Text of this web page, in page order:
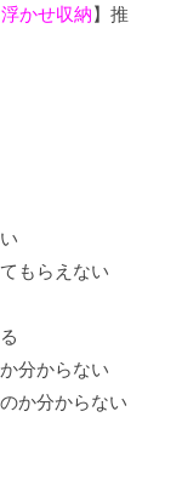
浮かせ収納】推
もらえない
分からない
か分からない